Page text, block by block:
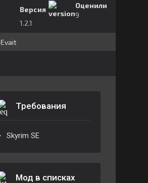
Версия
1.2.1
Оценили
9
⁣⁣⁣Evait
Требования
Skyrim SE
Мод в списках